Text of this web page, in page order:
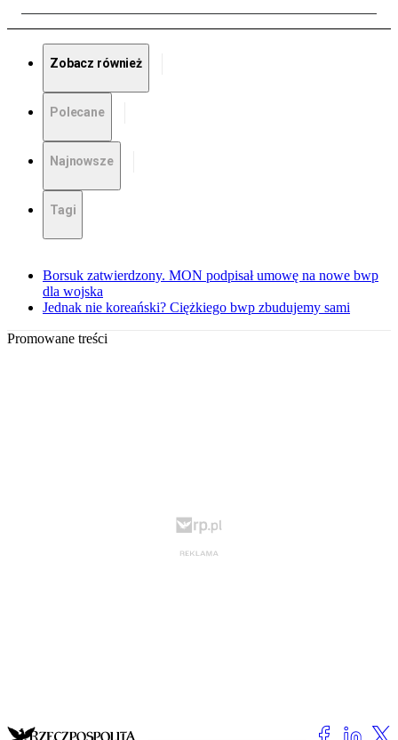
Zobacz również
Polecane
Najnowsze
Tagi
Borsuk zatwierdzony. MON podpisał umowę na nowe bwp
dla wojska
Jednak nie koreański? Ciężkiego bwp zbudujemy sami
Promowane treści